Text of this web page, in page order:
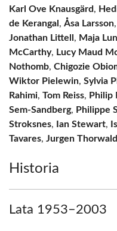
Karl Ove Knausgärd,
de Kerangal , Åsa Larsson,
Jonathan Littell , Maja
McCarthy, Lucy Maud
Nothomb, Chigozie
Wiktor Pielewin, Sylvia
Rahimi, Tom Reiss, Philip
Sem-Sandberg, Philippe
Stroksnes, Ian Stewart,
Tavares, Jurgen Thorwald
Historia
Lata 1953–2003